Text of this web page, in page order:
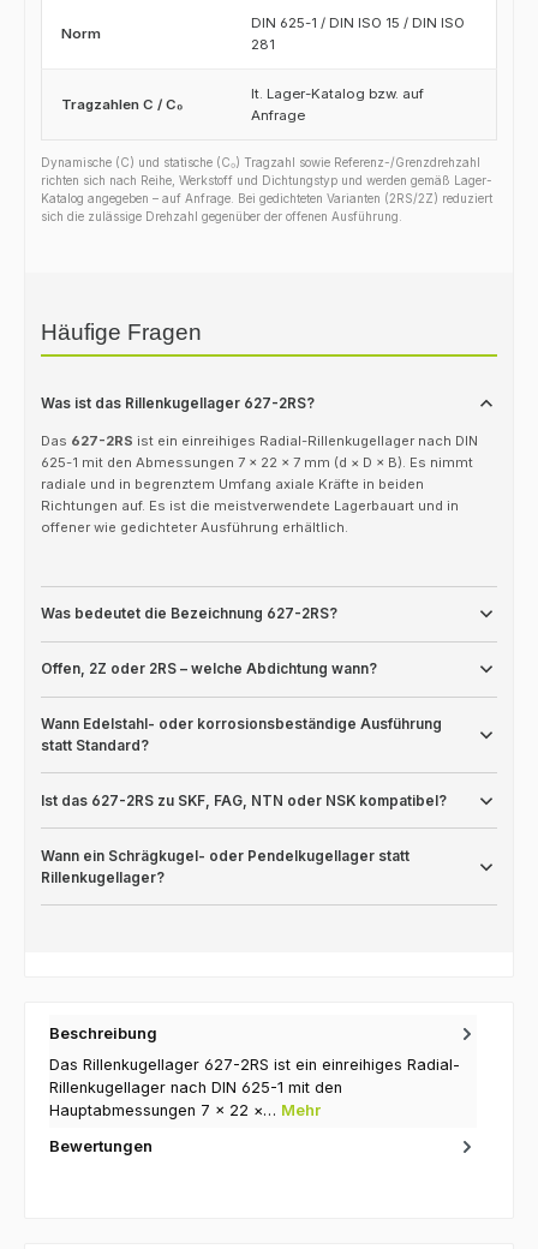
Norm
DIN 625-1 / DIN ISO 15 / DIN ISO
281
Tragzahlen C / C₀
lt. Lager-Katalog bzw. auf
Anfrage
Dynamische (C) und statische (C₀) Tragzahl sowie Referenz-/Grenzdrehzahl
richten sich nach Reihe, Werkstoff und Dichtungstyp und werden gemäß Lager-
Katalog angegeben – auf Anfrage. Bei gedichteten Varianten (2RS/2Z) reduziert
sich die zulässige Drehzahl gegenüber der offenen Ausführung.
Häufige Fragen
Was ist das Rillenkugellager 627-2RS?
Das 627-2RS ist ein einreihiges Radial-Rillenkugellager nach DIN
625-1 mit den Abmessungen 7 × 22 × 7 mm (d × D × B). Es nimmt
radiale und in begrenztem Umfang axiale Kräfte in beiden
Richtungen auf. Es ist die meistverwendete Lagerbauart und in
offener wie gedichteter Ausführung erhältlich.
Was bedeutet die Bezeichnung 627-2RS?
Offen, 2Z oder 2RS – welche Abdichtung wann?
Wann Edelstahl- oder korrosionsbeständige Ausführung
statt Standard?
Ist das 627-2RS zu SKF, FAG, NTN oder NSK kompatibel?
Wann ein Schrägkugel- oder Pendelkugellager statt
Rillenkugellager?
Beschreibung
Das Rillenkugellager 627-2RS ist ein einreihiges Radial-
Rillenkugellager nach DIN 625-1 mit den
Hauptabmessungen 7 × 22 ×… Mehr
Bewertungen